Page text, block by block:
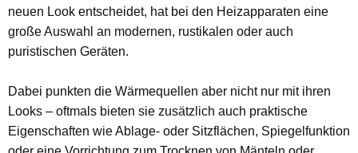
neuen Look entscheidet, hat bei den Heizapparaten eine
große Auswahl an modernen, rustikalen oder auch
puristischen Geräten.
Dabei punkten die Wärmequellen aber nicht nur mit ihren
Looks – oftmals bieten sie zusätzlich auch praktische
Eigenschaften wie Ablage- oder Sitzflächen, Spiegelfunktion